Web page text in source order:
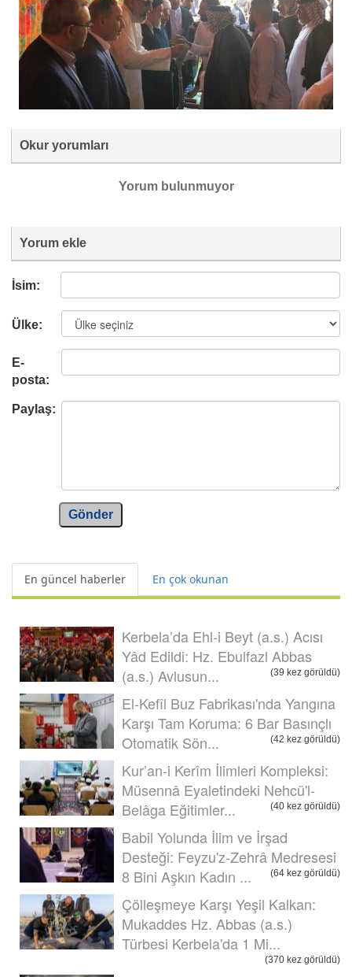
Okur yorumları
Yorum bulunmuyor
Yorum ekle
İsim:
Ülke:
E-
posta:
Paylaş:
Gönder
En güncel haberler En çok okunan
Kerbela’da Ehl-i Beyt (a.s.) Acısı
Yâd Edildi: Hz. Ebulfazl Abbas
(a.s.) Avlusun...
(39 kez görüldü)
El-Kefîl Buz Fabrikası'nda Yangına
Karşı Tam Koruma: 6 Bar Basınçlı
Otomatik Sön...
(42 kez görüldü)
Kur’an-i Kerîm İlimleri Kompleksi:
Müsennâ Eyaletindeki Nehcü'l-
Belâga Eğitimler...
(40 kez görüldü)
Babil Yolunda İlim ve İrşad
Desteği: Feyzu'z-Zehrâ Medresesi
8 Bini Aşkın Kadın ...
(64 kez görüldü)
Çölleşmeye Karşı Yeşil Kalkan:
Mukaddes Hz. Abbas (a.s.)
Türbesi Kerbela'da 1 Mi...
(370 kez görüldü)